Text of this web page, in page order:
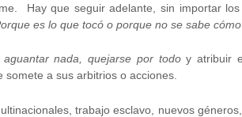
Hay que seguir adelante, sin importar
es lo que tocó o porque no se sabe
aguantar nada, quejarse por todoy atribuir
somete a sus arbitrios o acciones.
trabajo esclavo, nuevos